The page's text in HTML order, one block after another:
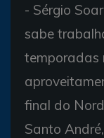
- Sérgio
sabe
temporadas
final do
Santo